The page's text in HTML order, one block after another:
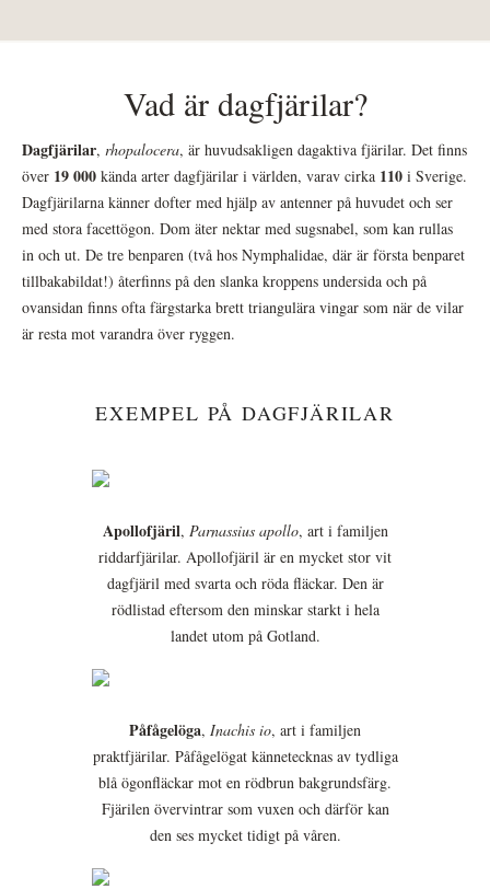
Vad är dagfjärilar?
Dagfjärilar, rhopalocera, är huvudsakligen dagaktiva fjärilar. Det finns
över 19 000 kända arter dagfjärilar i världen, varav cirka 110 i Sverige.
Dagfjärilarna känner dofter med hjälp av antenner på huvudet och ser
med stora facettögon. Dom äter nektar med sugsnabel, som kan rullas
in och ut. De tre benparen (två hos Nymphalidae, där är första benparet
tillbakabildat!) återfinns på den slanka kroppens undersida och på
ovansidan finns ofta färgstarka brett triangulära vingar som när de vilar
är resta mot varandra över ryggen.
EXEMPEL PÅ DAGFJÄRILAR
Apollofjäril, Parnassius apollo, art i familjen
riddarfjärilar. Apollofjäril är en mycket stor vit
dagfjäril med svarta och röda fläckar. Den är
rödlistad eftersom den minskar starkt i hela
landet utom på Gotland.
Påfågelöga, Inachis io, art i familjen
praktfjärilar. Påfågelögat kännetecknas av tydliga
blå ögonfläckar mot en rödbrun bakgrundsfärg.
Fjärilen övervintrar som vuxen och därför kan
den ses mycket tidigt på våren.